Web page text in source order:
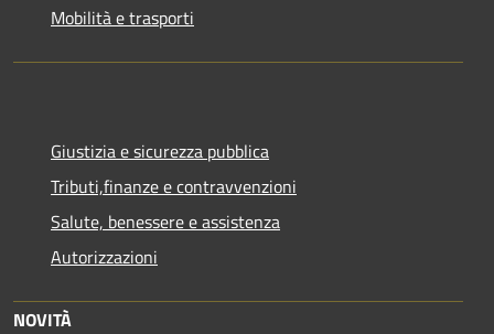
Mobilità e trasporti
Giustizia e sicurezza pubblica
Tributi,finanze e contravvenzioni
Salute, benessere e assistenza
Autorizzazioni
NOVITÀ